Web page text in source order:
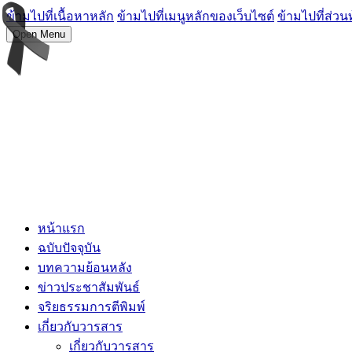
ข้ามไปที่เนื้อหาหลัก ข้ามไปที่เมนูหลักของเว็บไซต์ ข้ามไปที่ส่วน
Open Menu
หน้าแรก
ฉบับปัจจุบัน
บทความย้อนหลัง
ข่าวประชาสัมพันธ์
จริยธรรมการตีพิมพ์
เกี่ยวกับวารสาร
เกี่ยวกับวารสาร